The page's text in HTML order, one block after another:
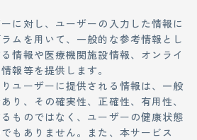
に対し、ユーザーの入力した情報に
ムを用いて、一般的な参考情報とし
情報や医療機関施設情報、オンライ
報等を提供します。
ユーザーに提供される情報は、一般
り、その確実性、正確性、有用性、
ものではなく、ユーザーの健康状態
もありません。また、本サービス